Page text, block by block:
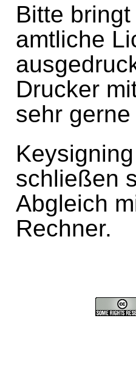
Bitte
amtliche
Drucker
sehr
schließen
Abgleich
Rechner.